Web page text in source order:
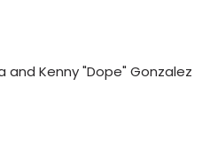
Kenny "Dope" Gonzalez